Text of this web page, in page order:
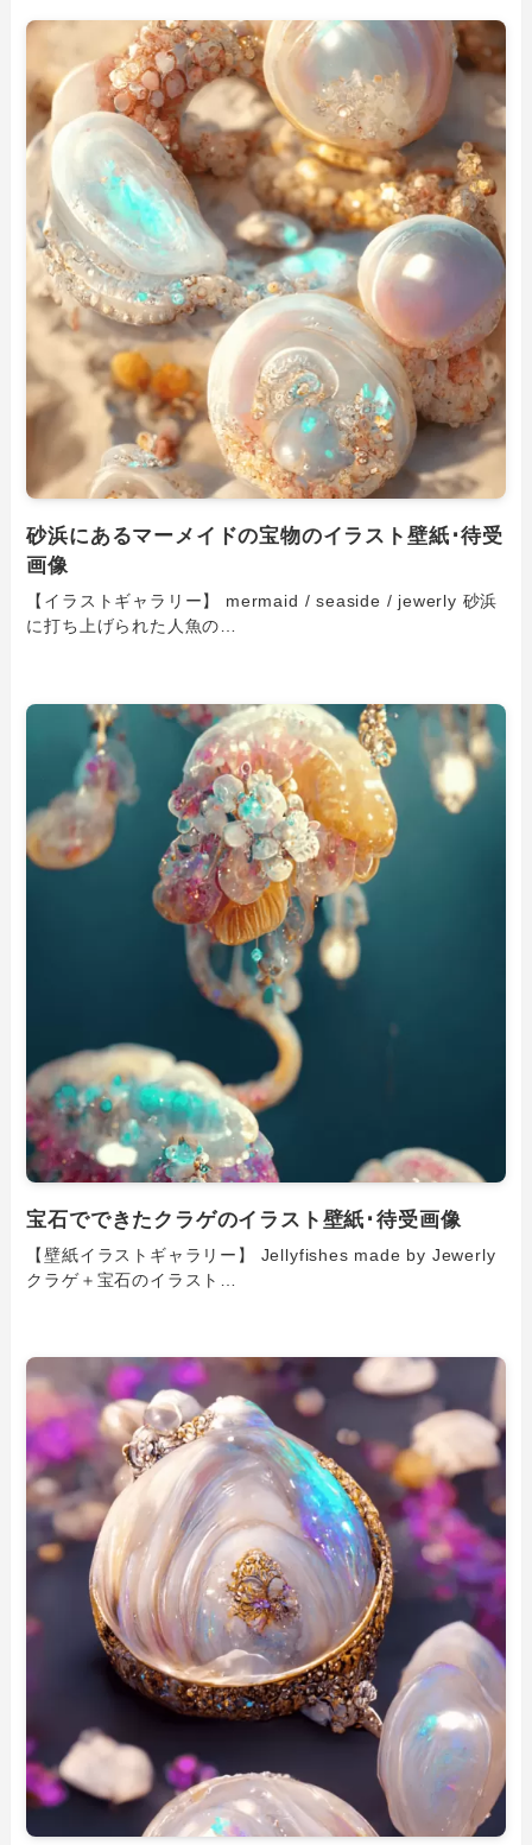
砂浜にあるマーメイドの宝物のイラスト壁紙･待受
画像
【イラストギャラリー】 mermaid / seaside / jewerly 砂浜
に打ち上げられた人魚の…
宝石でできたクラゲのイラスト壁紙･待受画像
【壁紙イラストギャラリー】 Jellyfishes made by Jewerly
クラゲ＋宝石のイラスト…